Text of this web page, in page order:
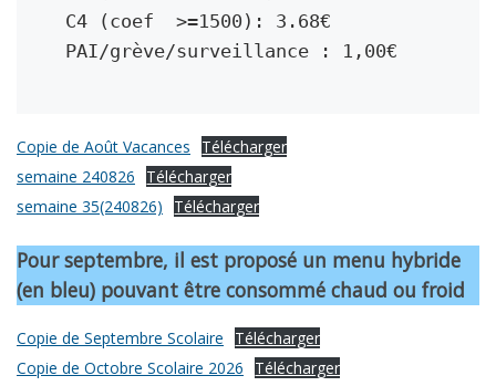
C4 (coef  >=1500): 3.68€
PAI/grève/surveillance : 1,00€
Copie de Août Vacances
Télécharger
semaine 240826
Télécharger
semaine 35(240826)
Télécharger
Pour septembre, il est proposé un menu hybride
(en bleu) pouvant être consommé chaud ou froid
Copie de Septembre Scolaire
Télécharger
Copie de Octobre Scolaire 2026
Télécharger